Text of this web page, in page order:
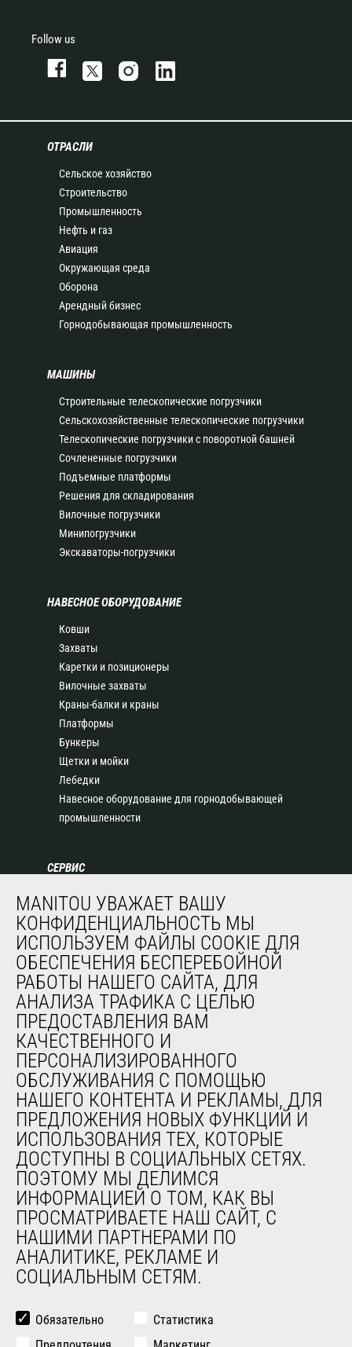
Follow us
ОТРАСЛИ
Сельское хозяйство
Строительство
Промышленность
Нефть и газ
Авиация
Окружающая среда
Оборона
Арендный бизнес
Горнодобывающая промышленность
МАШИНЫ
Строительные телескопические погрузчики
Сельскохозяйственные телескопические погрузчики
Телескопические погрузчики с поворотной башней
Сочлененные погрузчики
Подъемные платформы
Решения для складирования
Вилочные погрузчики
Минипогрузчики
Экскаваторы-погрузчики
НАВЕСНОЕ ОБОРУДОВАНИЕ
Ковши
Захваты
Каретки и позиционеры
Вилочные захваты
Краны-балки и краны
Платформы
Бункеры
Щетки и мойки
Лебедки
Навесное оборудование для горнодобывающей
промышленности
СЕРВИС
Финансирование
Продленная гарантия
Контракты на техническое обслуживание
Запасные части
Система удаленного мониторинга
Программное обеспечение для диагностики и
обслуживания
Обучение
Подержанное оборудование
О НАС
Компания
Контакты
Юридическая информация
Мероприятия
Новости
История
General Terms and Conditions of Sale
ДРУГИЕ САЙТЫ ГРУППЫ
MANITOU УВАЖАЕТ ВАШУ
КОНФИДЕНЦИАЛЬНОСТЬ МЫ
ИСПОЛЬЗУЕМ ФАЙЛЫ COOKIE ДЛЯ
ОБЕСПЕЧЕНИЯ БЕСПЕРЕБОЙНОЙ
РАБОТЫ НАШЕГО САЙТА, ДЛЯ
АНАЛИЗА ТРАФИКА С ЦЕЛЬЮ
ПРЕДОСТАВЛЕНИЯ ВАМ
КАЧЕСТВЕННОГО И
ПЕРСОНАЛИЗИРОВАННОГО
ОБСЛУЖИВАНИЯ С ПОМОЩЬЮ
НАШЕГО КОНТЕНТА И РЕКЛАМЫ, ДЛЯ
ПРЕДЛОЖЕНИЯ НОВЫХ ФУНКЦИЙ И
ИСПОЛЬЗОВАНИЯ ТЕХ, КОТОРЫЕ
ДОСТУПНЫ В СОЦИАЛЬНЫХ СЕТЯХ.
ПОЭТОМУ МЫ ДЕЛИМСЯ
ИНФОРМАЦИЕЙ О ТОМ, КАК ВЫ
ПРОСМАТРИВАЕТЕ НАШ САЙТ, С
НАШИМИ ПАРТНЕРАМИ ПО
АНАЛИТИКЕ, РЕКЛАМЕ И
СОЦИАЛЬНЫМ СЕТЯМ.
Обязательно
Статистика